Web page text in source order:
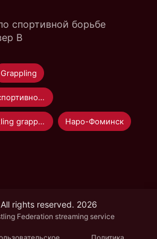
спортивной борьбе
B
Grappling
Кубок России - 2021 по спортивной борьбе грэпплинг
Russian Cup - 2021 wrestling grappling Наро-Фоминск
rights reserved. 2026
Federation streaming service